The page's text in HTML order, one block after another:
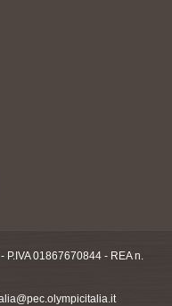
01867670844 - REA n.